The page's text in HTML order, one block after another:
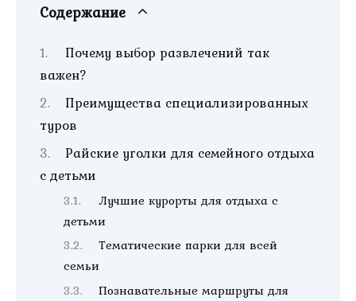
Содержание
Почему выбор развлечений так
важен?
Преимущества специализированных
туров
Райские уголки для семейного отдыха
с детьми
Лучшие курорты для отдыха с
детьми
Тематические парки для всей
семьи
Познавательные маршруты для